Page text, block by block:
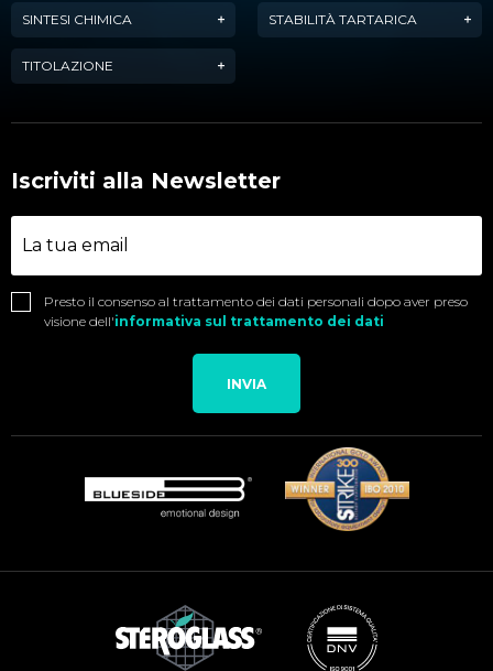
SINTESI CHIMICA STABILITÀ TARTARICA
TITOLAZIONE
Iscriviti alla Newsletter
Presto il consenso al trattamento dei dati personali dopo aver preso
visione dell'informativa sul trattamento dei dati
INVIA